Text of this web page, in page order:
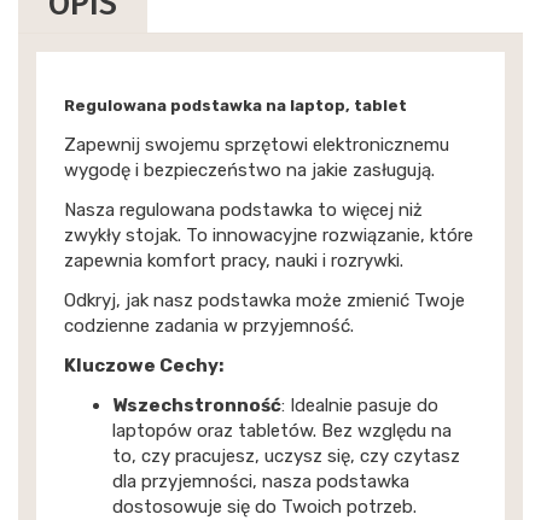
Regulowana podstawka na laptop, tablet
Zapewnij swojemu sprzętowi elektronicznemu
wygodę i bezpieczeństwo na jakie zasługują.
Nasza regulowana podstawka to więcej niż
zwykły stojak. To innowacyjne rozwiązanie, które
zapewnia komfort pracy, nauki i rozrywki.
Odkryj, jak nasz podstawka może zmienić Twoje
codzienne zadania w przyjemność.
Kluczowe Cechy:
Wszechstronność: Idealnie pasuje do
laptopów oraz tabletów. Bez względu na
to, czy pracujesz, uczysz się, czy czytasz
dla przyjemności, nasza podstawka
dostosowuje się do Twoich potrzeb.